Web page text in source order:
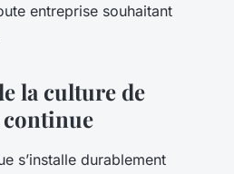
entreprise souhaitant
la culture de
s’installe durablement